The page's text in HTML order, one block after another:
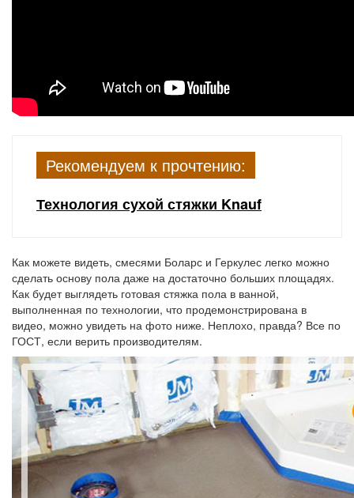
Рекомендуем к прочтению:
Технология сухой стяжки Knauf
Как можете видеть, смесями Боларс и Геркулес легко можно
сделать основу пола даже на достаточно больших площадях.
Как будет выглядеть готовая стяжка пола в ванной,
выполненная по технологии, что продемонстрирована в
видео, можно увидеть на фото ниже. Неплохо, правда? Все по
ГОСТ, если верить производителям.